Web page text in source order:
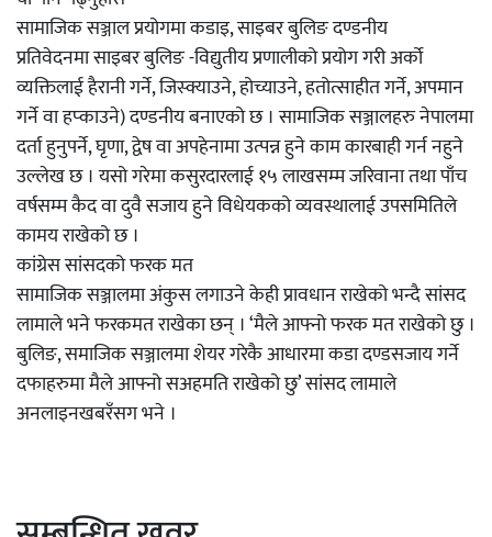
सामाजिक सञ्जाल प्रयोगमा कडाइ, साइबर बुलिङ दण्डनीय
प्रतिवेदनमा साइबर बुलिङ -विद्युतीय प्रणालीको प्रयोग गरी अर्को
व्यक्तिलाई हैरानी गर्ने, जिस्क्याउने, होच्याउने, हतोत्साहीत गर्ने, अपमान
गर्ने वा हप्काउने) दण्डनीय बनाएको छ । सामाजिक सञ्जालहरु नेपालमा
दर्ता हुनुपर्ने, घृणा, द्वेष वा अपहेनामा उत्पन्न हुने काम कारबाही गर्न नहुने
उल्लेख छ । यसो गरेमा कसुरदारलाई १५ लाखसम्म जरिवाना तथा पाँच
वर्षसम्म कैद वा दुवै सजाय हुने विधेयकको व्यवस्थालाई उपसमितिले
कामय राखेको छ ।
कांग्रेस सांसदको फरक मत
सामाजिक सञ्जालमा अंकुस लगाउने केही प्रावधान राखेको भन्दै सांसद
लामाले भने फरकमत राखेका छन् । ‘मैले आफ्नो फरक मत राखेको छु ।
बुलिङ, समाजिक सञ्जालमा शेयर गरेकै आधारमा कडा दण्डसजाय गर्ने
दफाहरुमा मैले आफ्नो सअहमति राखेको छु’ सांसद लामाले
अनलाइनखबरँसग भने ।